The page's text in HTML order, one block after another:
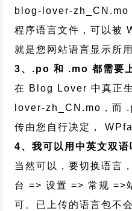
blog-lover-zh_CN.mo
程序语言文件，可以被
就是您网站语言显示所
3、.po 和 .mo 都需要
在 Blog Lover 中真正
lover-zh_CN.mo，而
传由您自行决定，
4、我可以用中英文双语
当然可以，要切换语言
台 => 设置 => 常规 =>
可。已上传的语言包不